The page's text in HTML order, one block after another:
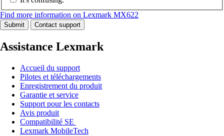
Find more information on Lexmark MX622
Submit Contact support
Assistance Lexmark
Accueil du support
Pilotes et téléchargements
Enregistrement du produit
Garantie et service
Support pour les contacts
Avis produit
Compatibilité SE
Lexmark MobileTech